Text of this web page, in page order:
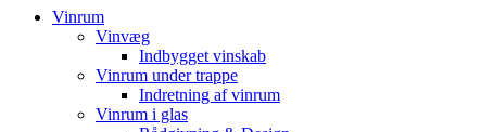
Vinrum
Vinvæg
Indbygget vinskab
Vinrum under trappe
Indretning af vinrum
Vinrum i glas